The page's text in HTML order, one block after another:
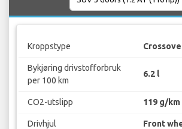
Kroppstype
Bykjøring drivstofforbruk
per 100 km
6.2 l
CO2-utslipp 119 g/km
Drivhjul Front